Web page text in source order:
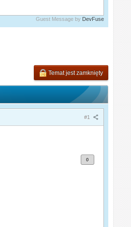
Guest Message by DevFuse
Temat jest zamknięty
#1
0